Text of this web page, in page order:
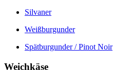
Silvaner
Weißburgunder
Spätburgunder / Pinot Noir
Weichkäse